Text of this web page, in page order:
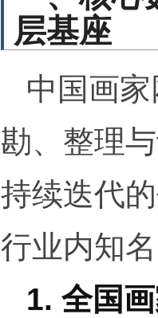
层基座
中国画
勘、整理
持续迭代
行业内知
1. 全国